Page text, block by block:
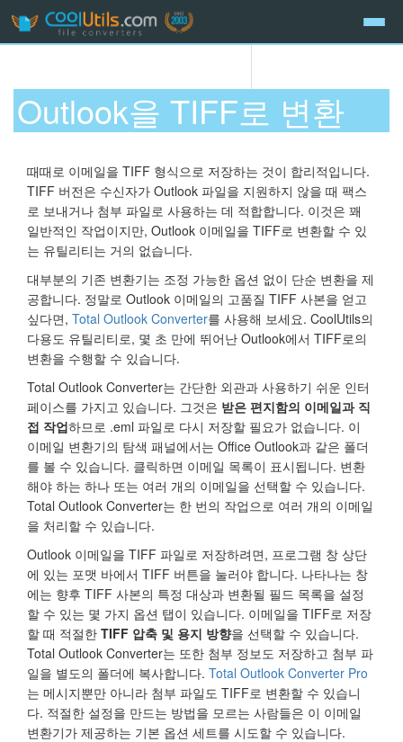
Outlook을 TIFF로 변환
때때로 이메일을 TIFF 형식으로 저장하는 것이 합리적입니다.
TIFF 버전은 수신자가 Outlook 파일을 지원하지 않을 때 팩스
로 보내거나 첨부 파일로 사용하는 데 적합합니다. 이것은 꽤
일반적인 작업이지만, Outlook 이메일을 TIFF로 변환할 수 있
는 유틸리티는 거의 없습니다.
대부분의 기존 변환기는 조정 가능한 옵션 없이 단순 변환을 제
공합니다. 정말로 Outlook 이메일의 고품질 TIFF 사본을 얻고
싶다면, Total Outlook Converter를 사용해 보세요. CoolUtils의
다용도 유틸리티로, 몇 초 만에 뛰어난 Outlook에서 TIFF로의
변환을 수행할 수 있습니다.
Total Outlook Converter는 간단한 외관과 사용하기 쉬운 인터
페이스를 가지고 있습니다. 그것은 받은 편지함의 이메일과 직
접 작업하므로 .eml 파일로 다시 저장할 필요가 없습니다. 이
이메일 변환기의 탐색 패널에서는 Office Outlook과 같은 폴더
를 볼 수 있습니다. 클릭하면 이메일 목록이 표시됩니다. 변환
해야 하는 하나 또는 여러 개의 이메일을 선택할 수 있습니다.
Total Outlook Converter는 한 번의 작업으로 여러 개의 이메일
을 처리할 수 있습니다.
Outlook 이메일을 TIFF 파일로 저장하려면, 프로그램 창 상단
에 있는 포맷 바에서 TIFF 버튼을 눌러야 합니다. 나타나는 창
에는 향후 TIFF 사본의 특정 대상과 변환될 필드 목록을 설정
할 수 있는 몇 가지 옵션 탭이 있습니다. 이메일을 TIFF로 저장
할 때 적절한 TIFF 압축 및 용지 방향을 선택할 수 있습니다.
Total Outlook Converter는 또한 첨부 정보도 저장하고 첨부 파
일을 별도의 폴더에 복사합니다. Total Outlook Converter Pro
는 메시지뿐만 아니라 첨부 파일도 TIFF로 변환할 수 있습니
다. 적절한 설정을 만드는 방법을 모르는 사람들은 이 이메일
변환기가 제공하는 기본 옵션 세트를 시도할 수 있습니다.